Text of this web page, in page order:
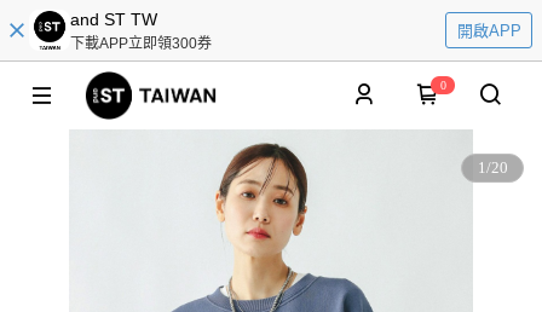
and ST TW
下載APP立即領300券
開啟APP
0
1/20